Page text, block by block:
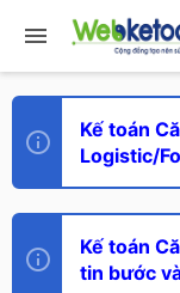
Kế toán
Logistic/
Kế toán
tin bước